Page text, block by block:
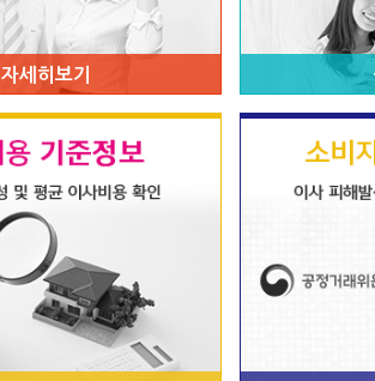
자세히보기
허가업체 검색
자세히 보기
평균 이사비용
자세히 보기